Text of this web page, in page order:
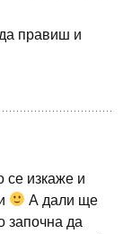
правиш и
се изкаже и
А дали ще
започна да